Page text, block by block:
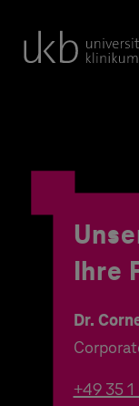
Ihre
Dr.
+49 35